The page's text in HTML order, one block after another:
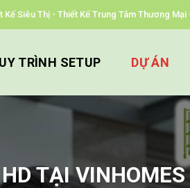
Kế Siêu Thị - Thiết Kế Trung Tâm Thương
TRÌNH SETUP DỰ ÁN
TẠI